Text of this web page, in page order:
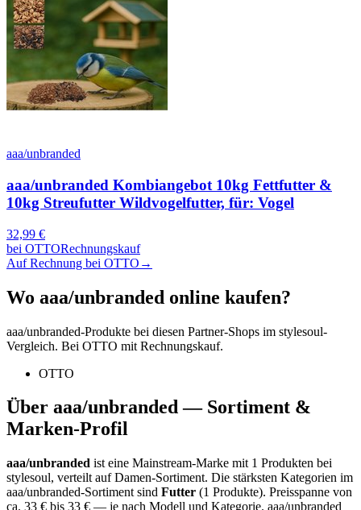
aaa/unbranded
aaa/unbranded Kombiangebot 10kg Fettfutter &
10kg Streufutter Wildvogelfutter, für: Vogel
32,99 €
bei OTTORechnungskauf
Auf Rechnung bei OTTO →
Wo aaa/unbranded online kaufen?
aaa/unbranded-Produkte bei diesen Partner-Shops im stylesoul-
Vergleich. Bei OTTO mit Rechnungskauf.
OTTO
Über aaa/unbranded— Sortiment &
Marken-Profil
aaa/unbranded ist eine Mainstream-Marke mit 1 Produkten bei
stylesoul, verteilt auf Damen-Sortiment. Die stärksten Kategorien im
aaa/unbranded-Sortiment sind Futter (1 Produkte). Preisspanne von
ca. 33 € bis 33 € — je nach Modell und Kategorie. aaa/unbranded